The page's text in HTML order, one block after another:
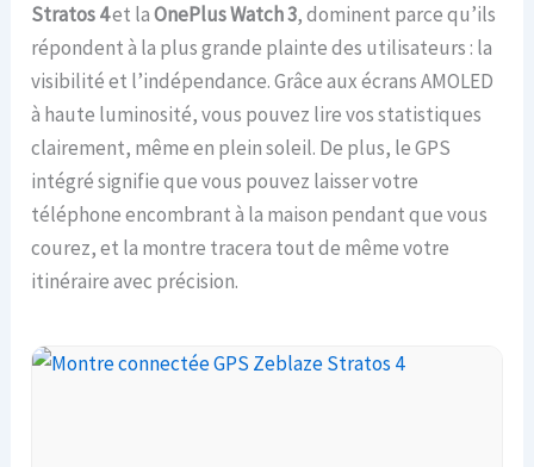
Stratos 4et laOnePlus Watch 3, dominent parce qu’ils
répondent à la plus grande plainte des utilisateurs : la
visibilité et l’indépendance. Grâce aux écrans AMOLED
à haute luminosité, vous pouvez lire vos statistiques
clairement, même en plein soleil. De plus, le GPS
intégré signifie que vous pouvez laisser votre
téléphone encombrant à la maison pendant que vous
courez, et la montre tracera tout de même votre
itinéraire avec précision.